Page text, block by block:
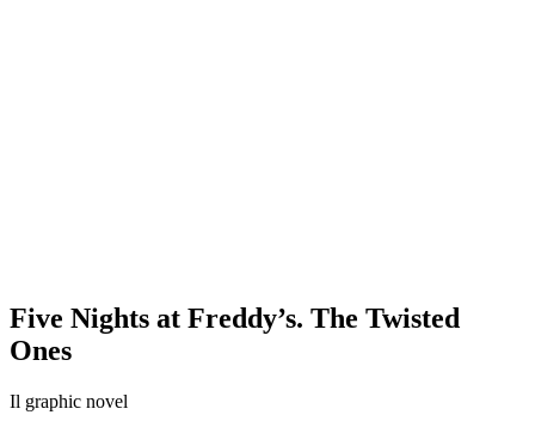
Five Nights at Freddy’s. The Twisted
Ones
Il graphic novel